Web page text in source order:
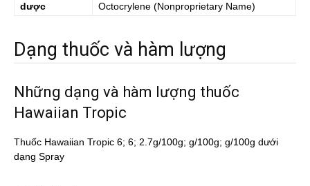
dược
Octocrylene (Nonproprietary Name)
Dạng thuốc và hàm lượng
Những dạng và hàm lượng thuốc
Hawaiian Tropic
Thuốc Hawaiian Tropic 6; 6; 2.7g/100g; g/100g; g/100g dưới
dạng Spray